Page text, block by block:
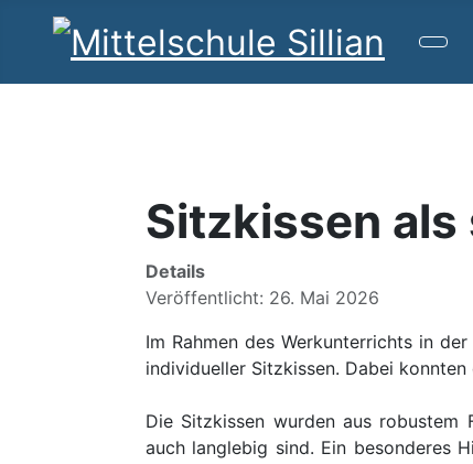
Sitzkissen
Details
Veröffentlicht: 26. Mai 2026
Im Rahmen des Werkunterrichts in
individueller Sitzkissen. Dabei
Die Sitzkissen wurden aus
auch langlebig sind. Ein besonderes